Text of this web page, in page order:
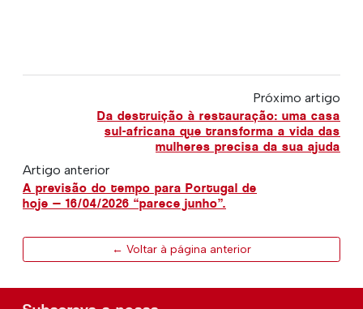
Próximo artigo
Da destruição à restauração: uma casa
sul-africana que transforma a vida das
mulheres precisa da sua ajuda
Artigo anterior
A previsão do tempo para Portugal de
hoje — 16/04/2026 “parece junho”.
← Voltar à página anterior